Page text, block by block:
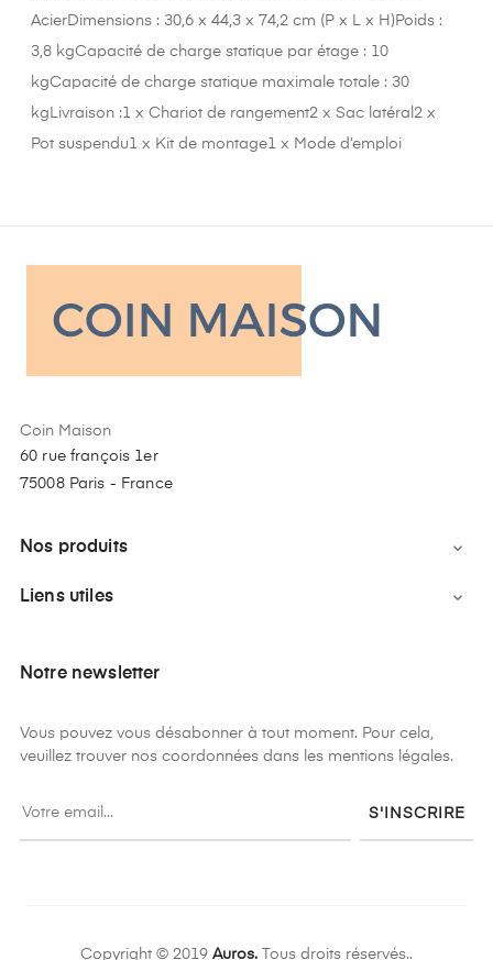
AcierDimensions : 30,6 x 44,3 x 74,2 cm (P x L x H)Poids :
3,8 kgCapacité de charge statique par étage : 10
kgCapacité de charge statique maximale totale : 30
kgLivraison :1 x Chariot de rangement2 x Sac latéral2 x
Pot suspendu1 x Kit de montage1 x Mode d’emploi
Coin Maison
60 rue françois 1er
75008 Paris - France
Nos produits 
Liens utiles 
Notre newsletter
Vous pouvez vous désabonner à tout moment. Pour cela,
veuillez trouver nos coordonnées dans les mentions légales.
S'INSCRIRE
Copyright © 2019 Auros. Tous droits réservés..